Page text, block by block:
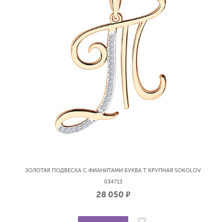
ЗОЛОТАЯ ПОДВЕСКА С ФИАНИТАМИ БУКВА Т КРУПНАЯ SOKOLOV
034713
28 050 р.